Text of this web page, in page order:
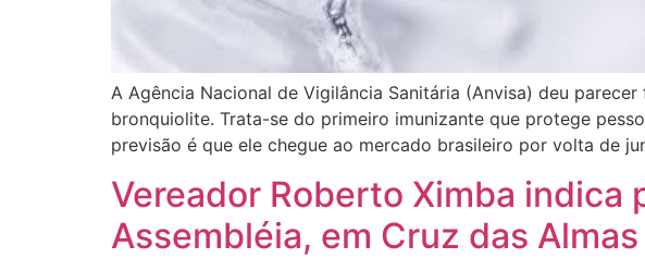
A Agência Nacional de Vigilância Sanitária (Anvisa) deu
bronquiolite. Trata-se do primeiro imunizante que protege
previsão é que ele chegue ao mercado brasileiro por volta de
Vereador Roberto Ximba indica
Assembléia, em Cruz das Almas